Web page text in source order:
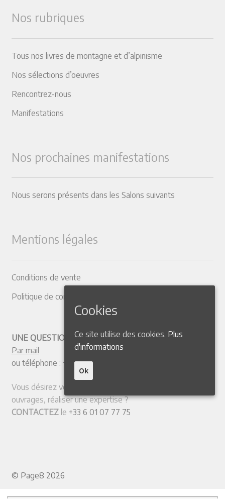
Nos rubriques
Tous nos livres de montagne et d’alpinisme
Nos sélections d’oeuvres
Rencontrez-nous
Manifestations
Nos prochaines manifestations
Nous serons présents dans les Salons suivants
Mentions légales
Conditions de vente
Politique de confidentialité
UNE QUESTION ? CONTACTEZ-NOUS
Par mail
ou téléphone : +33 4 50 38 77 20
Vous désirez vendre votre collection ou quelques
ouvrages, réaliser une expertise ?
CONTACTEZle +33 6 01 07 77 75
© Page8 2026
Cookies
Ce site utilise des cookies. Plus
d'informations
Ok